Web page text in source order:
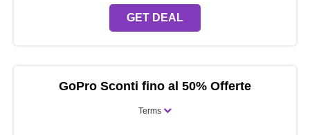
GET DEAL
GoPro Sconti fino al 50% Offerte
Terms